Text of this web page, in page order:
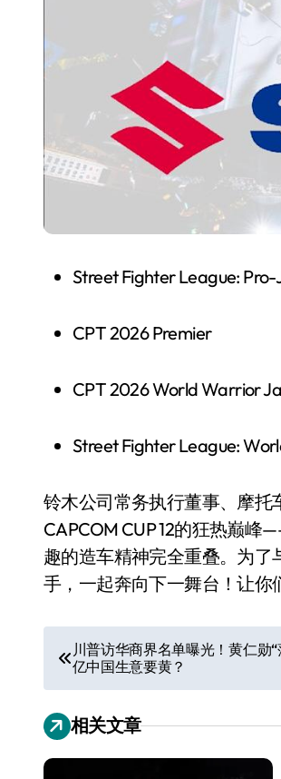
长鑫上市只是开
耳机低音像白开
复古玩家狂喜
Xbox 360 游戏
AirTag 新版到
净利润暴跌
Street Fighter League:
CPT 2026 Premier
CPT 2026 World Warrior
Street Fighter League:
铃木公司常务执行董事、摩托
CAPCOM CUP 12的狂热巅
趣的造车精神完全重叠。为
手，一起奔向下一舞台！让你
文
章
导
航
川普访华商界名单曝光！黄仁勋
亿中国生意要黄？
相关文章
小家电